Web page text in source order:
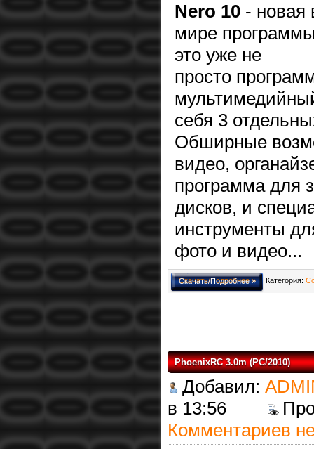
Nero 10 - новая
мире
это уже не
просто
себя 3
Обширные
видео,
программа для
дисков, и
инструменты
фото и видео...
Категория:
Скачать/Подробнее »
PhoenixRC 3.0m (PC/2010)
Добавил:
в 13:56
Комментариев